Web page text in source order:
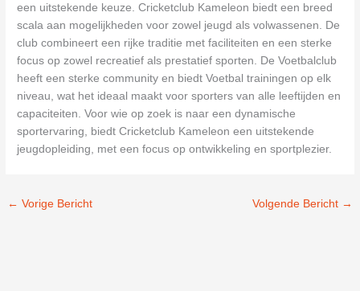
een uitstekende keuze. Cricketclub Kameleon biedt een breed
scala aan mogelijkheden voor zowel jeugd als volwassenen. De
club combineert een rijke traditie met faciliteiten en een sterke
focus op zowel recreatief als prestatief sporten. De Voetbalclub
heeft een sterke community en biedt Voetbal trainingen op elk
niveau, wat het ideaal maakt voor sporters van alle leeftijden en
capaciteiten. Voor wie op zoek is naar een dynamische
sportervaring, biedt Cricketclub Kameleon een uitstekende
jeugdopleiding, met een focus op ontwikkeling en sportplezier.
← Vorige Bericht Volgende Bericht →